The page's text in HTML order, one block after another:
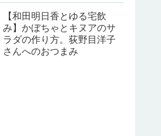
【和田明日香とゆる宅飲
み】かぼちゃとキヌアのサ
ラダの作り方。荻野目洋子
さんへのおつまみ